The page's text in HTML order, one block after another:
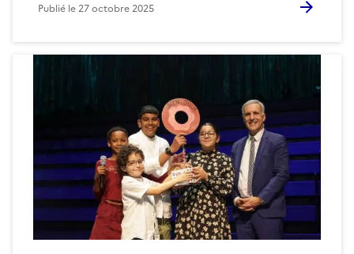
Publié le27 octobre 2025